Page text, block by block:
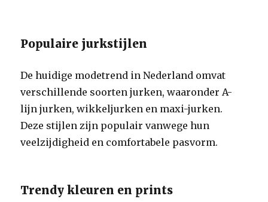
Populaire jurkstijlen
De huidige modetrend in Nederland omvat
verschillende soorten jurken, waaronder A-
lijn jurken, wikkeljurken en maxi-jurken.
Deze stijlen zijn populair vanwege hun
veelzijdigheid en comfortabele pasvorm.
Trendy kleuren en prints